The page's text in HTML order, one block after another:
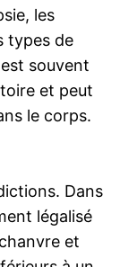
les
types de
souvent
et peut
le corps.
Dans
légalisé
et